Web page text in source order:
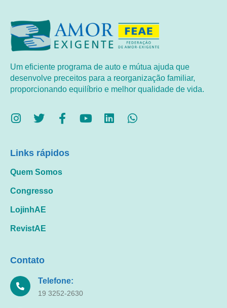
Um eficiente programa de auto e mútua ajuda que
desenvolve preceitos para a reorganização familiar,
proporcionando equilíbrio e melhor qualidade de vida.
Links rápidos
Quem Somos
Congresso
LojinhAE
RevistAE
Contato
Telefone:
19 3252-2630